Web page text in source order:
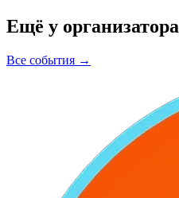
Ещё у организатора
Все события →